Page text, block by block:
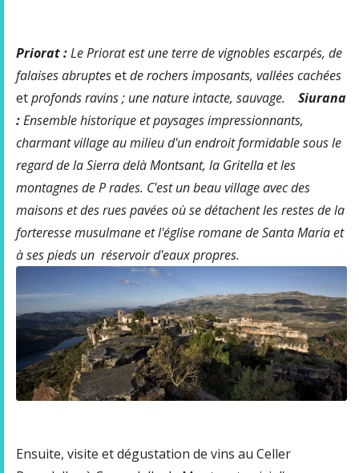
Priorat :Le Priorat est une terre de vignobles escarpés, de
falaises abruptesetde rochers imposants, vallées cachées
etprofonds ravins ; une nature intacte, sauvage. Siurana
:Ensemble historique et paysages impressionnants,
charmant village au milieu d'un endroit formidable sous le
regard de la Sierra delà Montsant, la Gritella et les
montagnes de Prades. C'est un beau village avec des
maisons et des rues pavées où se détachent les restes de la
forteresse musulmane et l'église romane de Santa Maria et
à ses pieds un réservoir d'eaux propres.
Ensuite, visite et dégustation de vins au Celler